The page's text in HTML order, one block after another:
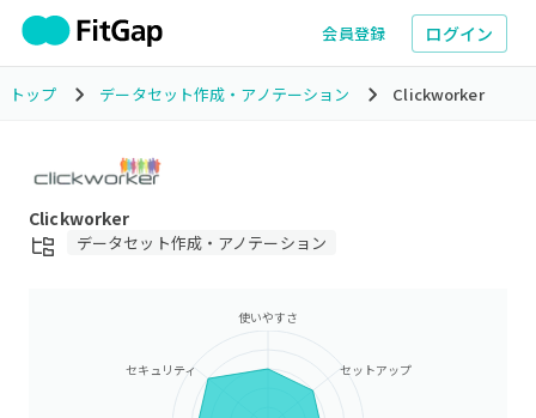
会員登録 ログイン
トップ データセット作成・アノテーション Clickworker
Clickworker
データセット作成・アノテーション
使いやすさ
セットアップ
セキュリティ